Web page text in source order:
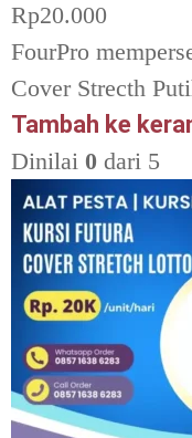
Rp20.000
FourPro
Cover Strecth
Tambah ke
Dinilai 0 dari 5